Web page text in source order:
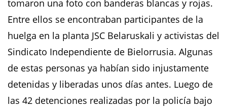
tomaron una foto con banderas blancas y rojas.
Entre ellos se encontraban participantes de la
huelga en la planta JSC Belaruskali y activistas del
Sindicato Independiente de Bielorrusia. Algunas
de estas personas ya habían sido injustamente
detenidas y liberadas unos días antes. Luego de
las 42 detenciones realizadas por la policía bajo